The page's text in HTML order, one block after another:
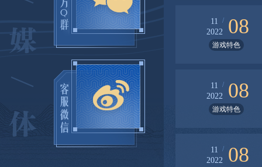
11
2022
08
/
游戏特色
11
2022
08
/
游戏特色
11
2022
08
/